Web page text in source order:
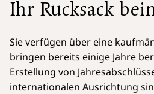
Ihr Rucksack
Sie verfügen über eine
bringen bereits einige Jahre
Erstellung von
internationalen Ausrichtung